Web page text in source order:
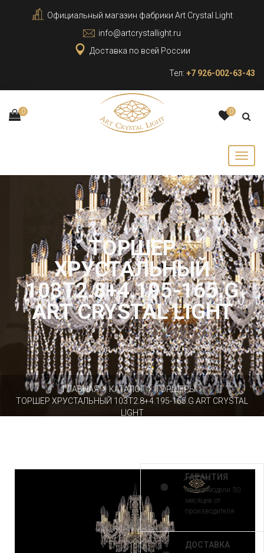
Официальный магазин фабрики Art Crystal Light
info@artcrystallight.ru
Доставка по всей России
Тел: +7 926-002-63-43
0 0
ТОРШЕР
ХРУСТАЛЬНЫЙ
103T2.8+4.195-165.G
ART CRYSTAL LIGHT
ГЛАВНАЯ КАТАЛОГ
ТОРШЕРЫ
ТОРШЕР ХРУСТАЛЬНЫЙ 103T2.8+4.195-165.G ART CRYSTAL
LIGHT
ГАРАНТИЯ
на все модели 30
месяцев от
производителя
ДОСТАВКА